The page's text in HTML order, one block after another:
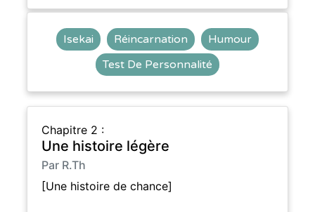
Isekai Réincarnation
Humour
Test De Personnalité
Chapitre 2 :
Une histoire légère
Par R.Th
[Une histoire de chance]